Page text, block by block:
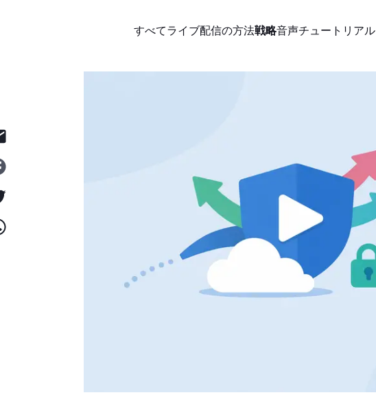
すべてライブ配信の方法戦略音声チュートリアル